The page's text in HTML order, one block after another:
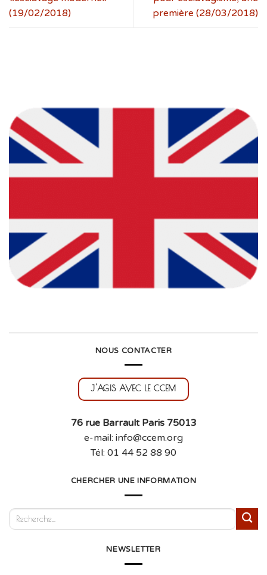
(19/02/2018)
première (28/03/2018)
NOUS CONTACTER
J'AGIS AVEC LE CCEM
76 rue Barrault Paris 75013
e-mail: info@ccem.org
Tél: 01 44 52 88 90
CHERCHER UNE INFORMATION
NEWSLETTER